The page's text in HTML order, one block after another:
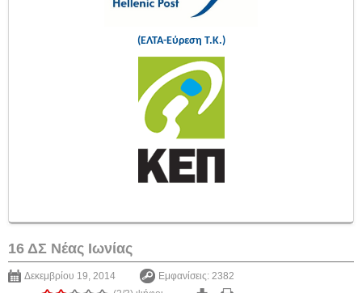
(ΕΛΤΑ-Εύρεση Τ.Κ.)
16 ΔΣ Νέας Ιωνίας
Δεκεμβρίου 19, 2014
Εμφανίσεις: 2382